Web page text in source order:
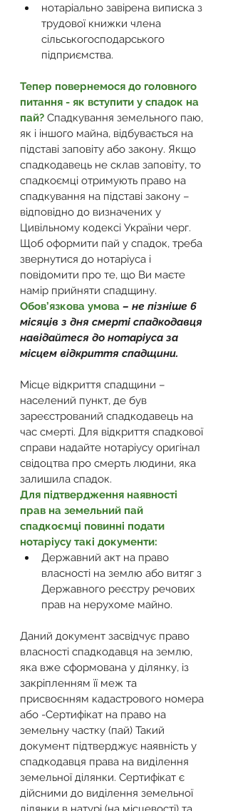
нотаріально завірена виписка з
трудової книжки члена
сільськогосподарського
підприємства.
Тепер повернемося до головного
питання - як вступити у спадок на
пай? Спадкування земельного паю,
як і іншого майна, відбувається на
підставі заповіту або закону. Якщо
спадкодавець не склав заповіту, то
спадкоємці отримують право на
спадкування на підставі закону –
відповідно до визначених у
Цивільному кодексі України черг.
Щоб оформити пай у спадок, треба
звернутися до нотаріуса і
повідомити про те, що Ви маєте
намір прийняти спадщину.
Обов’язкова умова – не пізніше 6
місяців з дня смерті спадкодавця
навідайтеся до нотаріуса за
місцем відкриття спадщини.
Місце відкриття спадщини –
населений пункт, де був
зареєстрований спадкодавець на
час смерті. Для відкриття спадкової
справи надайте нотаріусу оригінал
свідоцтва про смерть людини, яка
залишила спадок.
Для підтвердження наявності
прав на земельний пай
спадкоємці повинні подати
нотаріусу такі документи:
Державний акт на право
власності на землю або витяг з
Державного реєстру речових
прав на нерухоме майно.
Даний документ засвідчує право
власності спадкодавця на землю,
яка вже сформована у ділянку, із
закріпленням її меж та
присвоєнням кадастрового номера
або -Сертифікат на право на
земельну частку (пай) Такий
документ підтверджує наявність у
спадкодавця права на виділення
земельної ділянки. Сертифікат є
дійсними до виділення земельної